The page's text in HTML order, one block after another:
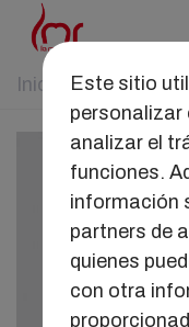
Este sitio
personalizar
analizar el
funciones.
información
partners de
quienes
con otra
Inicio >